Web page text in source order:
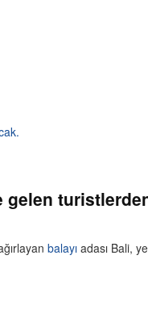
gelen
balayı adası Bali,